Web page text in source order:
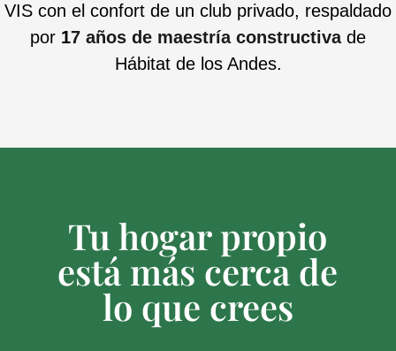
VIS con el confort de un club privado, respaldado
por 17 años de maestría constructivade
Hábitat de los Andes.
Tu hogar propio
está más cerca de
lo que crees